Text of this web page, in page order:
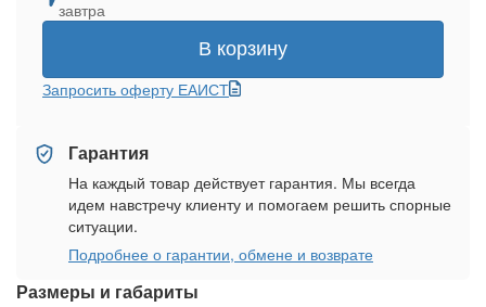
Размеры и габариты
завтра
В корзину
Запросить оферту ЕАИСТ
Гарантия
На каждый товар действует гарантия. Мы всегда
идем навстречу клиенту и помогаем решить спорные
ситуации.
Подробнее о гарантии, обмене и возврате